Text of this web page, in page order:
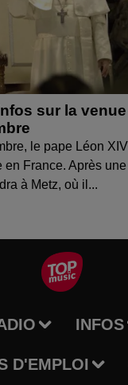
sur la
le pape Léon
France. Après
à Metz, où il...
INFOS
D'EMPLOI